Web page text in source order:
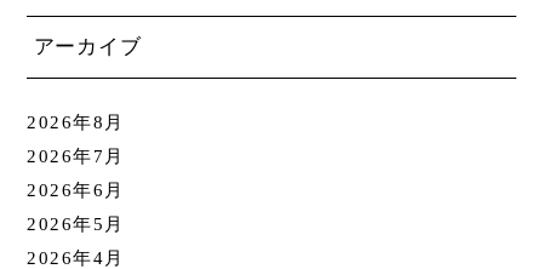
アーカイブ
2026年8月
2026年7月
2026年6月
2026年5月
2026年4月